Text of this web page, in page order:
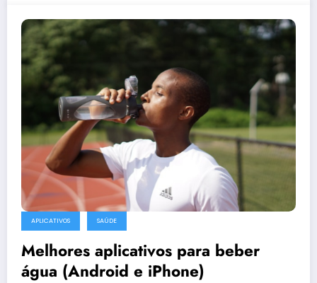
APLICATIVOS SAÚDE
Melhores aplicativos para beber
água (Android e iPhone)